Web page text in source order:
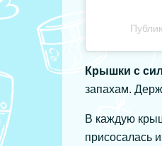
Крышки с
запахам.
В каждую
присосалась